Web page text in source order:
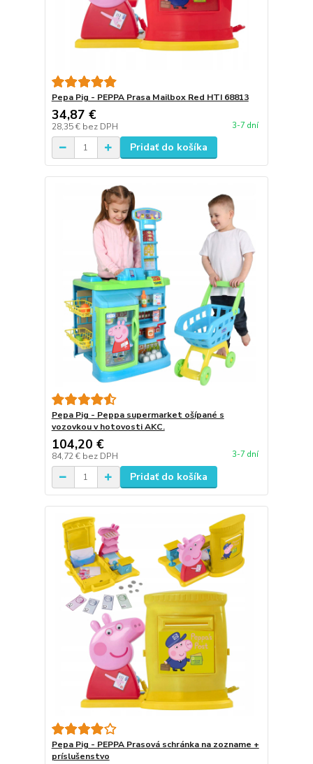
Pepa Pig - PEPPA Prasa Mailbox Red HTI 68813
34,87 €
28,35 € bez DPH 3-7 dní
Pridať do košíka
Pepa Pig - Peppa supermarket ošípané s
vozovkou v hotovosti AKC.
104,20 €
84,72 € bez DPH 3-7 dní
Pridať do košíka
Pepa Pig - PEPPA Prasová schránka na zozname +
príslušenstvo